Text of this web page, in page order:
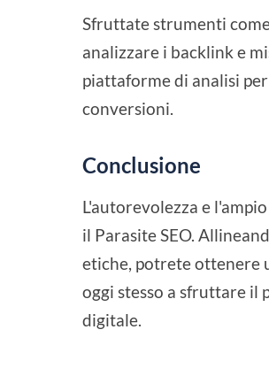
Sfruttate strumenti
analizzare i backlink e
piattaforme di analisi
conversioni.
Conclusione
L'autorevolezza e
il Parasite SEO.
etiche, potrete ottenere
oggi stesso a sfruttare il
digitale.